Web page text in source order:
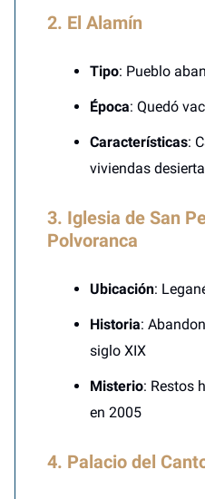
2. El Alamín
Tipo: Pueblo
Época: Quedó
Características:
viviendas
3. Iglesia de San
Polvoranca
Ubicación:
Historia:
siglo XIX
Misterio: Restos
en 2005
4. Palacio del